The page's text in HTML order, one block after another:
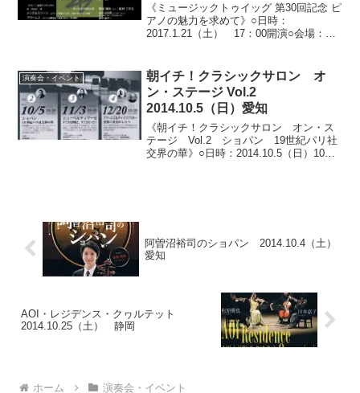
《ミュージックトゥイッグ 第30回記念 ピ
アノの魅力を求めて》○日時：
2017.1.21（土） 17：00開演○会場：ト
入場はご遠慮ください。○出演： 裾野由
佳・...
演奏会・イベント
朝イチ！クラシックサロン オ
ン・ステージ Vol.2
2014.10.5（日）愛知
《朝イチ！クラシックサロン オン・ス
テージ Vol.2 ショパン 19世紀パリ社
交界の華》○日時：2014.10.5（日）10：
阿曽沼裕司のショパン 2014.10.4（土）
愛知
AOI・レジデンス・クヮルテット
2014.10.25（土） 静岡
ホーム 演奏会・イベント